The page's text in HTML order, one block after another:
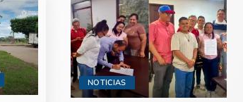
NOTICIAS